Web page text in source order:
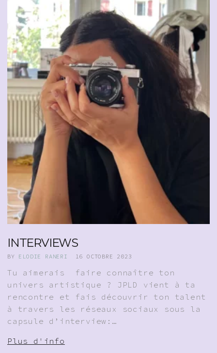
INTERVIEWS
BY ELODIE RANERI 16 OCTOBRE 2023
Tu aimerais faire connaître ton
univers artistique ? JPLD vient à ta
rencontre et fais découvrir ton talent
à travers les réseaux sociaux sous la
capsule d’interview:…
Plus d'info